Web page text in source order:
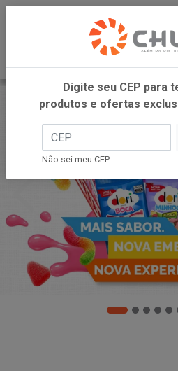
Digite seu CEP para
produtos e ofertas
Não sei meu CEP